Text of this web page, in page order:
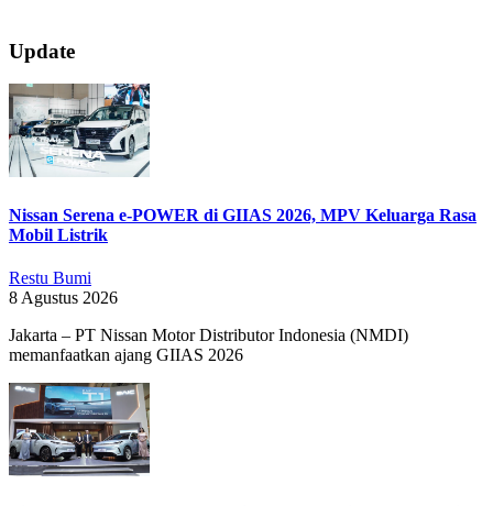
2018-
10-
15
Update
Nissan Serena e-POWER di GIIAS 2026, MPV Keluarga Rasa
Mobil Listrik
Restu Bumi
8 Agustus 2026
Jakarta – PT Nissan Motor Distributor Indonesia (NMDI)
memanfaatkan ajang GIIAS 2026